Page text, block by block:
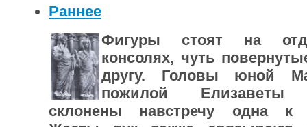
Раннее
Фигуры стоят на
консолях, чуть
другу. Головы юной
пожилой Елизаветы
склонены навстречу одна к